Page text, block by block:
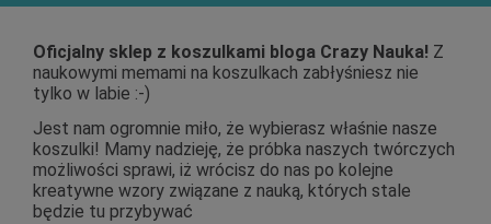
Oficjalny sklep z koszulkami bloga Crazy Nauka!Z
naukowymi memami na koszulkach zabłyśniesz nie
tylko w labie :-)
Jest nam ogromnie miło, że wybierasz właśnie nasze
koszulki! Mamy nadzieję, że próbka naszych twórczych
możliwości sprawi, iż wrócisz do nas po kolejne
kreatywne wzory związane z nauką, których stale
będzie tu przybywać